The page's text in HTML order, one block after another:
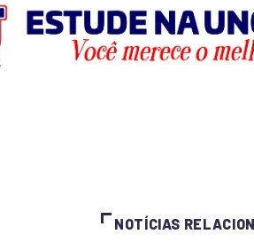
NOTÍCIAS